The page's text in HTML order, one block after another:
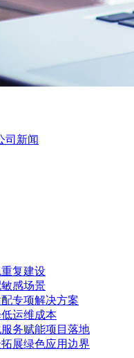
司新闻
复建设
感场景
专项解决方案
运维成本
务赋能项目落地
展绿色应用边界